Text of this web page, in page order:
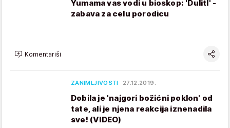
Yumama vas vodi u bioskop: 'Dulitl' -
zabava za celu porodicu
Komentariši
ZANIMLJIVOSTI 27.12.2019.
Dobila je 'najgori božićni poklon' od
tate, ali je njena reakcija iznenadila
sve! (VIDEO)